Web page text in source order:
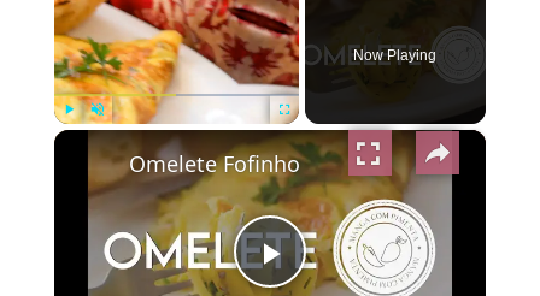
Fullscreen
Now Playing
×
Play
Omelete Fofinho